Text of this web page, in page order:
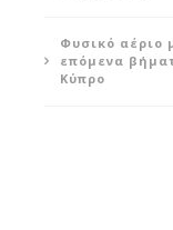
Φυσικό αέριο
επόμενα
Κύπρο